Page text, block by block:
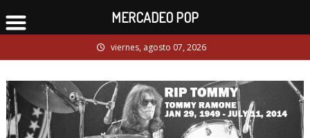
to
viernes, agosto 07, 2026
MERCADEO POP